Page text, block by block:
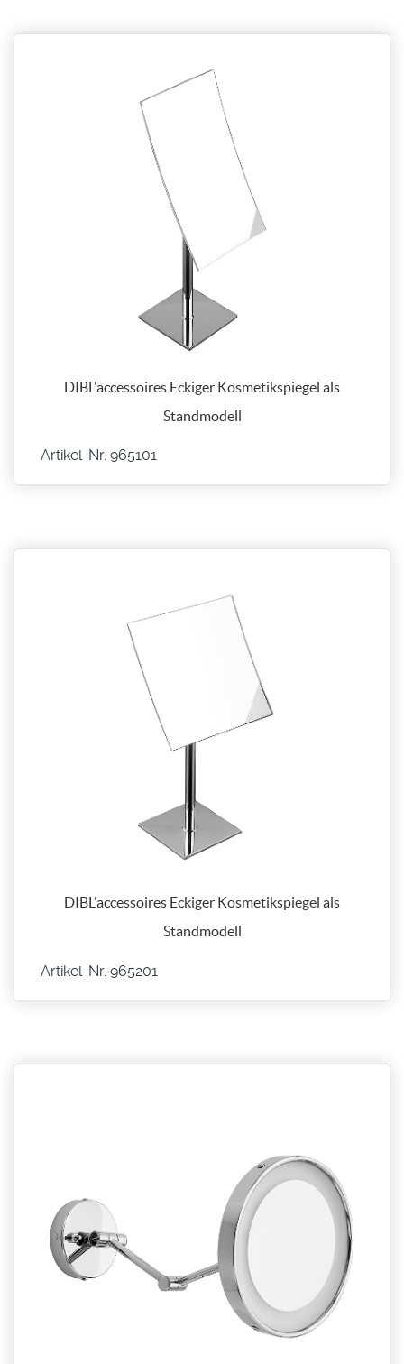
DIBL'accessoires Eckiger Kosmetikspiegel als
Standmodell
Artikel-Nr. 965101
DIBL'accessoires Eckiger Kosmetikspiegel als
Standmodell
Artikel-Nr. 965201